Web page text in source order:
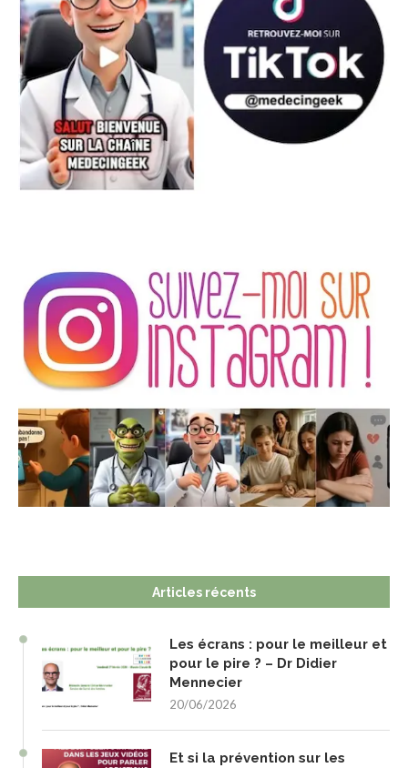
Articles récents
Les écrans : pour le meilleur et
pour le pire ? – Dr Didier
Mennecier
20/06/2026
Et si la prévention sur les